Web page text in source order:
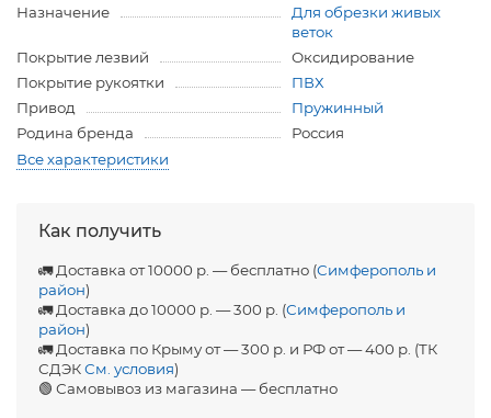
Назначение
Для обрезки живых
веток
Покрытие лезвий
Оксидирование
Покрытие рукоятки
ПВХ
Привод
Пружинный
Родина бренда
Россия
Все характеристики
Как получить
🚛 Доставка от 10000 р. — бесплатно (Симферополь и
район)
🚛 Доставка до 10000 р. — 300 р. (Симферополь и
район)
🚛 Доставка по Крыму от — 300 р. и РФ от — 400 р. (ТК
СДЭКСм. условия)
🟢 Самовывоз из магазина — бесплатно